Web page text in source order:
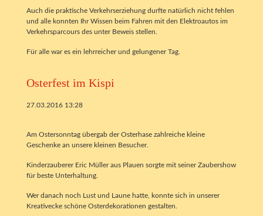
Auch die praktische Verkehrserziehung durfte natürlich nicht fehlen
und alle konnten Ihr Wissen beim Fahren mit den Elektroautos im
Verkehrsparcours des unter Beweis stellen.
Für alle war es ein lehrreicher und gelungener Tag.
Osterfest im Kispi
27.03.2016 13:28
Am Ostersonntag übergab der Osterhase zahlreiche kleine
Geschenke an unsere kleinen Besucher.
Kinderzauberer Eric Müller aus Plauen sorgte mit seiner Zaubershow
für beste Unterhaltung.
Wer danach noch Lust und Laune hatte, konnte sich in unserer
Kreativecke schöne Osterdekorationen gestalten.